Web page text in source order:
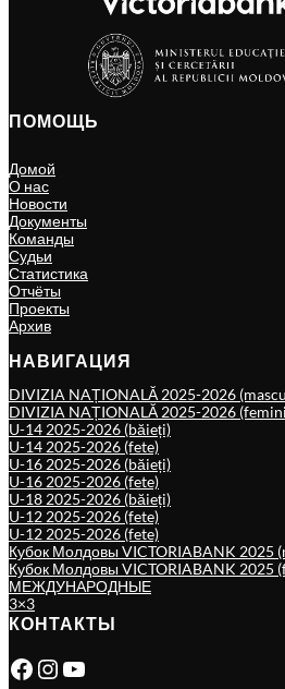
ПОМОЩЬ
Домой
О нас
Новости
Документы
Команды
Судьи
Статистика
Отчёты
Проекты
Архив
НАВИГАЦИЯ
DIVIZIA NAȚIONALĂ 2025-2026
DIVIZIA NAȚIONALĂ 2025-2026
U-14 2025-2026 (băieți)
U-14 2025-2026 (fete)
U-16 2025-2026 (băieți)
U-16 2025-2026 (fete)
U-18 2025-2026 (băieți)
U-12 2025-2026 (fete)
U-12 2025-2026 (fete)
Кубок Молдовы VICTORIABANK 2025
Кубок Молдовы VICTORIABANK 2025
МЕЖДУНАРОДНЫЕ
3×3
КОНТАКТЫ
Facebook Instagram YouTube